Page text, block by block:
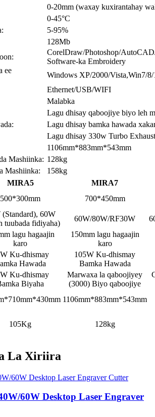
0-20mm (waxay kuxirantahay
0-45°C
5-95%
128Mb
CorelDraw/Photoshop/
Software-ka Embroidery
ee
Windows XP/2000/Vista,Win7/
Ethernet/USB/WIFI
Malabka
Lagu dhisay qaboojiye biyo leh
Lagu dhisay bamka hawada
Lagu dhisay 330w Turbo
1106mm*883mm*543mm
Mashiinka: 128kg
Mashiinka:
158kg
MIRA5
MIRA7
500*300mm 700*450mm
(Standard), 60W
tuubada fidiyaha)
60W/80W/RF30W
lagu hagaajin
karo
150mm lagu hagaajin
karo
Ku-dhismay
Hawada
105W Ku-dhismay
Bamka Hawada
Ku-dhismay
Biyaha
Marwaxa la qaboojiyey
(3000) Biyo qaboojiye
1106mm*883mm*543mm
105Kg 128kg
La Xiriira
60W Desktop Laser Engraver